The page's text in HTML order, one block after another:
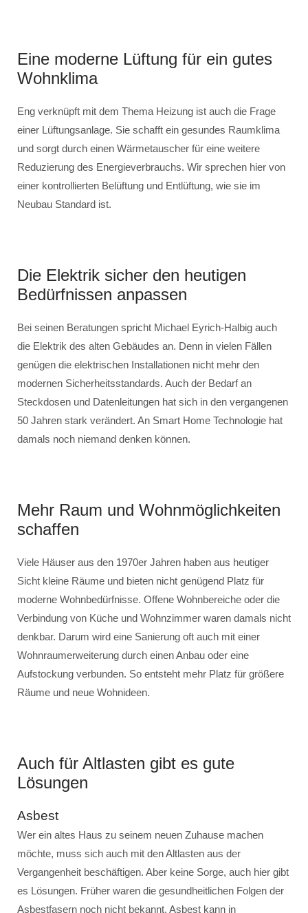
Eine moderne Lüftung für ein gutes
Wohnklima
Eng verknüpft mit dem Thema Heizung ist auch die Frage
einer Lüftungsanlage. Sie schafft ein gesundes Raumklima
und sorgt durch einen Wärmetauscher für eine weitere
Reduzierung des Energieverbrauchs. Wir sprechen hier von
einer kontrollierten Belüftung und Entlüftung, wie sie im
Neubau Standard ist.
Die Elektrik sicher den heutigen
Bedürfnissen anpassen
Bei seinen Beratungen spricht Michael Eyrich-Halbig auch
die Elektrik des alten Gebäudes an. Denn in vielen Fällen
genügen die elektrischen Installationen nicht mehr den
modernen Sicherheitsstandards. Auch der Bedarf an
Steckdosen und Datenleitungen hat sich in den vergangenen
50 Jahren stark verändert. An Smart Home Technologie hat
damals noch niemand denken können.
Mehr Raum und Wohnmöglichkeiten
schaffen
Viele Häuser aus den 1970er Jahren haben aus heutiger
Sicht kleine Räume und bieten nicht genügend Platz für
moderne Wohnbedürfnisse. Offene Wohnbereiche oder die
Verbindung von Küche und Wohnzimmer waren damals nicht
denkbar. Darum wird eine Sanierung oft auch mit einer
Wohnraumerweiterung durch einen Anbau oder eine
Aufstockung verbunden. So entsteht mehr Platz für größere
Räume und neue Wohnideen.
Auch für Altlasten gibt es gute
Lösungen
Asbest
Wer ein altes Haus zu seinem neuen Zuhause machen
möchte, muss sich auch mit den Altlasten aus der
Vergangenheit beschäftigen. Aber keine Sorge, auch hier gibt
es Lösungen. Früher waren die gesundheitlichen Folgen der
Asbestfasern noch nicht bekannt. Asbest kann in